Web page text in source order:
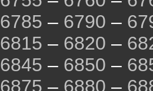
6785 – 6790 –
6815 – 6820 –
6845 – 6850 –
6875 – 6880 –